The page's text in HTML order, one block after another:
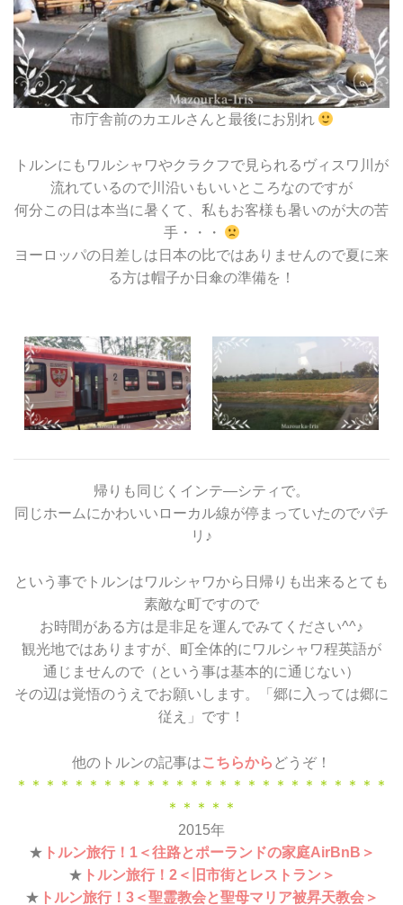
市庁舎前のカエルさんと最後にお別れ
トルンにもワルシャワやクラクフで見られるヴィスワ川が
流れているので川沿いもいいところなのですが
何分この日は本当に暑くて、私もお客様も暑いのが大の苦
手・・・
ヨーロッパの日差しは日本の比ではありませんので夏に来
る方は帽子か日傘の準備を！
帰りも同じくインテ―シティで。
同じホームにかわいいローカル線が停まっていたのでパチ
リ♪
という事でトルンはワルシャワから日帰りも出来るとても
素敵な町ですので
お時間がある方は是非足を運んでみてください^^♪
観光地ではありますが、町全体的にワルシャワ程英語が
通じませんので（という事は基本的に通じない）
その辺は覚悟のうえでお願いします。「郷に入っては郷に
従え」です！
他のトルンの記事はこちらから どうぞ！
＊＊＊＊＊＊＊＊＊＊＊＊＊＊＊＊＊＊＊＊＊＊＊＊＊＊
＊＊＊＊＊
2015年
★ トルン旅行！1＜往路とポーランドの家庭AirBnB＞
★ トルン旅行！2＜旧市街とレストラン＞
★ トルン旅行！3＜聖霊教会と聖母マリア被昇天教会＞